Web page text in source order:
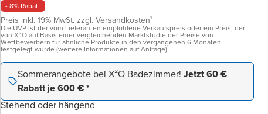
- 8% Rabatt
Preis inkl. 19% MwSt. zzgl. Versandkosten¹
Die UVP ist der vom Lieferanten empfohlene Verkaufspreis oder ein Preis, der
von X²O auf Basis einer vergleichenden Marktstudie der Preise von
Wettbewerbern für ähnliche Produkte in den vergangenen 6 Monaten
festgelegt wurde (weitere Informationen auf Anfrage)
Sommerangebote bei X²O Badezimmer! Jetzt 60 €
Rabatt je 600 € *
Stehend oder hängend